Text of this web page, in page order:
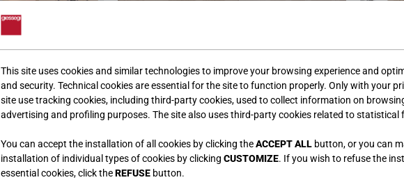
This site uses cookies and similar technologies to improve your browsing experience and
and security. Technical cookies are essential for the site to function properly. Only with your
site use tracking cookies, including third-party cookies, used to collect information on
advertising and profiling purposes. The site also uses third-party cookies related to statistical
You can accept the installation of all cookies by clicking theACCEPT ALL button, or you can
installation of individual types of cookies by clicking CUSTOMIZE. If you wish to refuse the
essential cookies, click theREFUSE button.